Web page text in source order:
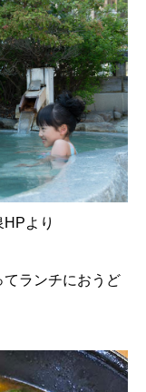
より
ランチにおうど